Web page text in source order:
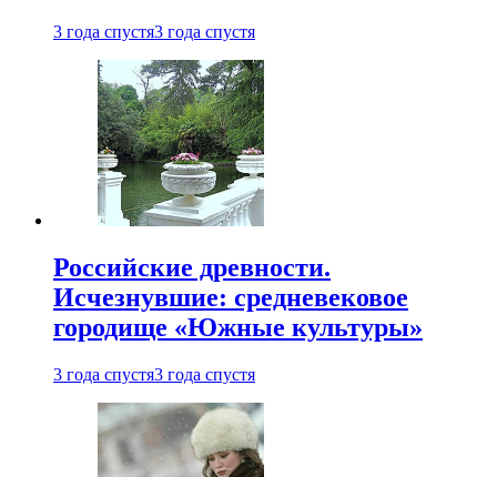
3 года спустя3 года спустя
Российские древности.
Исчезнувшие: средневековое
городище «Южные культуры»
3 года спустя3 года спустя